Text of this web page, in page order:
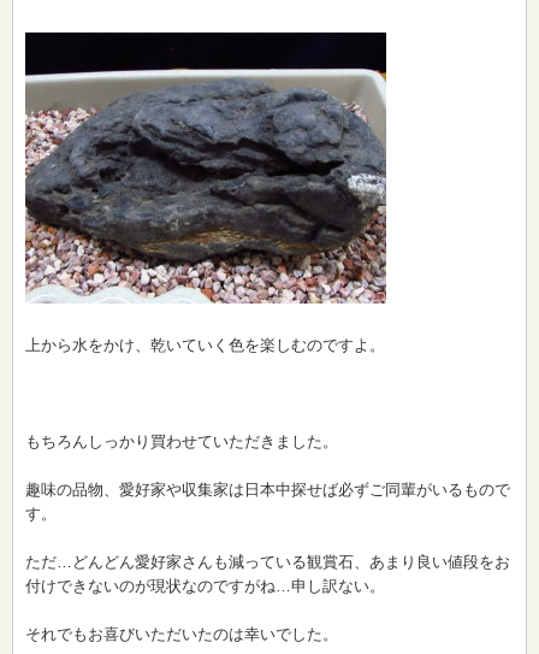
上から水をかけ、乾いていく色を楽しむのですよ。
もちろんしっかり買わせていただきました。
趣味の品物、愛好家や収集家は日本中探せば必ずご同輩がいるもので
す。
ただ…どんどん愛好家さんも減っている観賞石、あまり良い値段をお
付けできないのが現状なのですがね…申し訳ない。
それでもお喜びいただいたのは幸いでした。